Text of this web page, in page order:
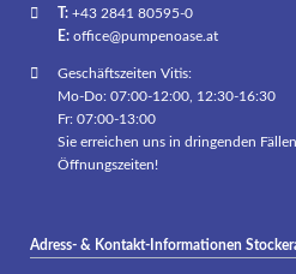
T:+43 2841 80595-0
E: office@pumpenoase.at
Geschäftszeiten Vitis:
Mo-Do: 07:00-12:00, 12:30-16:30
Fr: 07:00-13:00
Sie erreichen uns in dringenden
Öffnungszeiten!
Adress- & Kontakt-Informationen